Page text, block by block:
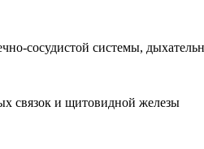
сосудистой системы,
связок и щитовидной железы